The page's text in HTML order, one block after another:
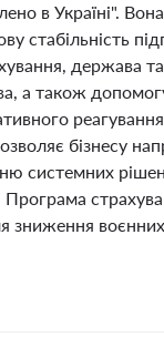
в Україні". Вона
стабільність
держава
а також
бізнесу
системних
Програма
зниження воєнних